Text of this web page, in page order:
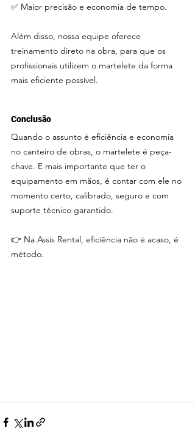
✅ Maior precisão e economia de tempo.
Além disso, nossa equipe oferece
treinamento direto na obra, para que os
profissionais utilizem o martelete da forma
mais eficiente possível.
Conclusão
Quando o assunto é eficiência e economia
no canteiro de obras, o martelete é peça-
chave. E mais importante que ter o
equipamento em mãos, é contar com ele no
momento certo, calibrado, seguro e com
suporte técnico garantido.
👉 Na Assis Rental, eficiência não é acaso, é
método.